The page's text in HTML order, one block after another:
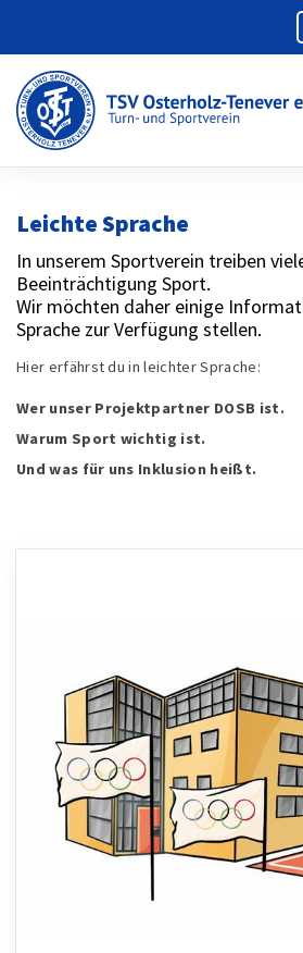
Leichte Sprache
In unserem Sportverein treiben
Beeinträchtigung Sport.
Wir möchten daher einige
Sprache zur Verfügung stellen.
Hier erfährst du in leichter Sprache:
Wer unser Projektpartner DOSB ist.
Warum Sport wichtig ist.
Und was für uns Inklusion heißt.